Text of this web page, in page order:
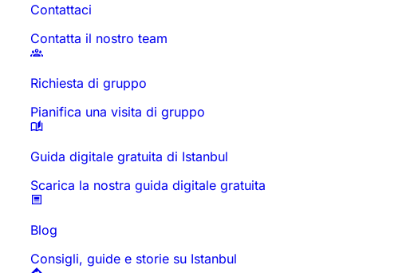
Contattaci
Contatta il nostro team
Richiesta di gruppo
Pianifica una visita di gruppo
Guida digitale gratuita di Istanbul
Scarica la nostra guida digitale gratuita
Blog
Consigli, guide e storie su Istanbul